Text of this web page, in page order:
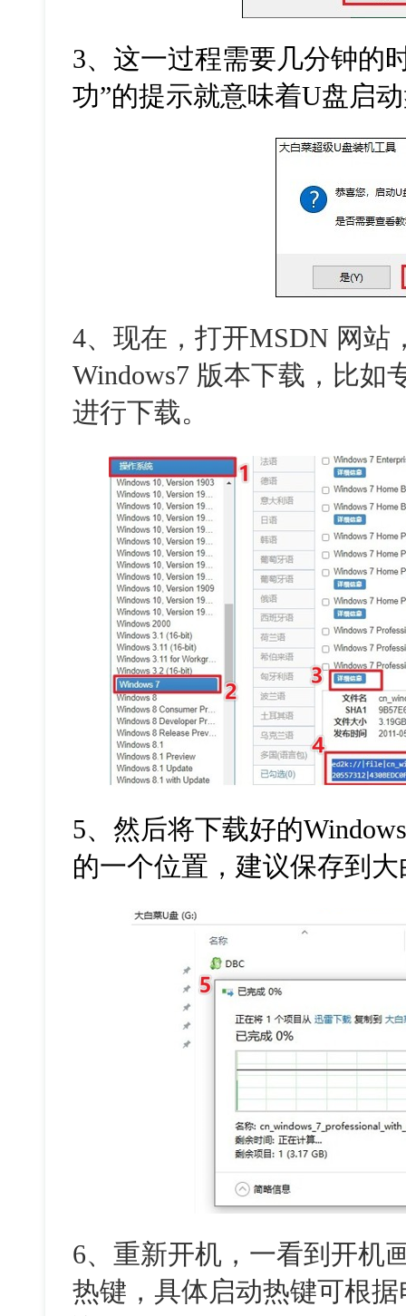
3、这一过程需要几分钟的
功”的提示就意味着U盘启
4、现在，打开MSDN 网站
Windows7 版本下载，比如
进行下载。
5、然后将下载好的
的一个位置，建议保存到
6、重新开机，一看到开机
热键，具体启动热键可根